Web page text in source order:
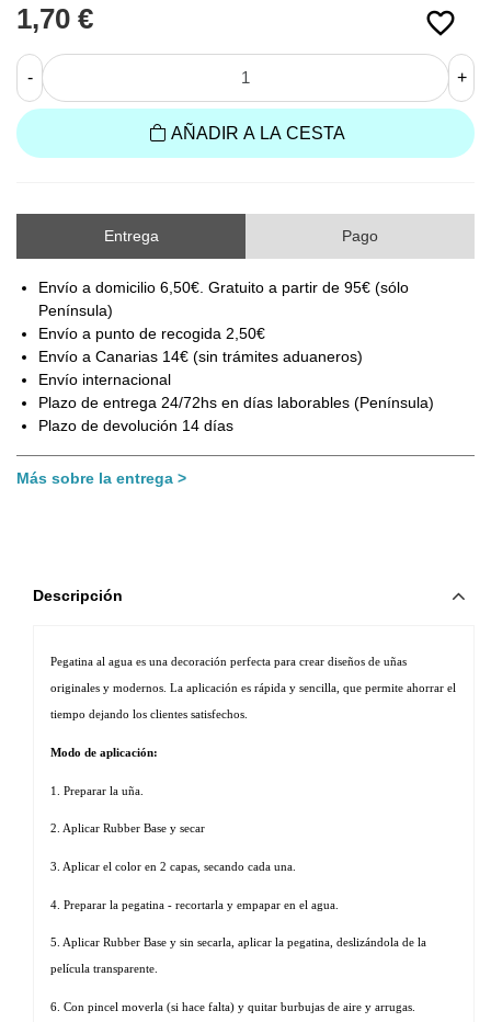
favorite_border
1,70 €
- +
AÑADIR A LA CESTA
Entrega Pago
Envío a domicilio 6,50€. Gratuito a partir de 95€ (sólo
Península)
Envío a punto de recogida 2,50€
Envío a Canarias 14€ (sin trámites aduaneros)
Envío internacional
Plazo de entrega 24/72hs en días laborables (Península)
Plazo de devolución 14 días
Más sobre la entrega
Descripción
Pegatina al agua es una decoración perfecta para crear diseños de uñas
originales y modernos. La aplicación es rápida y sencilla, que permite ahorrar el
tiempo dejando los clientes satisfechos.
Modo de aplicación:
1. Preparar la uña.
2. Aplicar Rubber Base y secar
3. Aplicar el color en 2 capas, secando cada una.
4. Preparar la pegatina - recortarla y empapar en el agua.
5. Aplicar Rubber Base y sin secarla, aplicar la pegatina, deslizándola de la
película transparente.
6. Con pincel moverla (si hace falta) y quitar burbujas de aire y arrugas.